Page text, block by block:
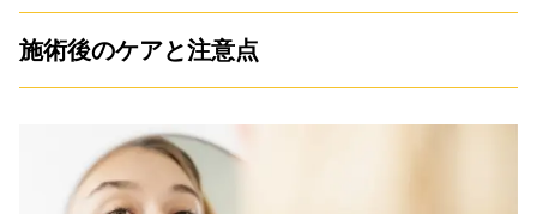
施術後のケアと注意点